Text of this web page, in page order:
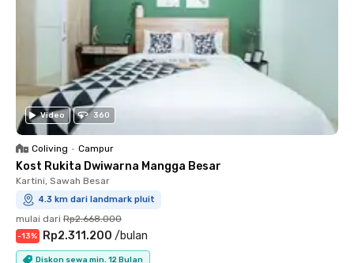
Video 360
Coliving • Campur
Kost Rukita Dwiwarna Mangga Besar
Kartini, Sawah Besar
4.3 km dari landmark pluit
mulai dari Rp2.668.000
-13% Rp2.311.200 /bulan
Diskon sewa min. 12 Bulan